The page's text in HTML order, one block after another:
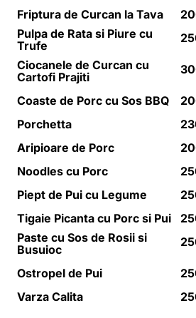
LOCATII
EVENIMENTE CORPORATE
Friptura de Curcan la Tava
Pulpa de Rata si Piure cu
Trufe
Ciocanele de Curcan cu
Cartofi Prajiti
Coaste de Porc cu Sos BBQ
Porchetta
Aripioare de Porc
Noodles cu Porc
Piept de Pui cu Legume
Tigaie Picanta cu Porc si Pui
Paste cu Sos de Rosii si
Busuioc
Ostropel de Pui
Varza Calita